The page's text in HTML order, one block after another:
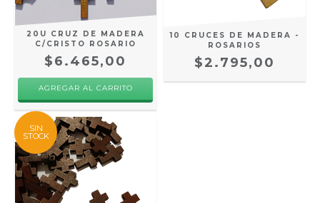
20U CRUZ DE MADERA
C/CRISTO ROSARIO
$6.465,00
AGREGAR AL CARRITO
10 CRUCES DE MADERA -
ROSARIOS
$2.795,00
SIN
STOCK